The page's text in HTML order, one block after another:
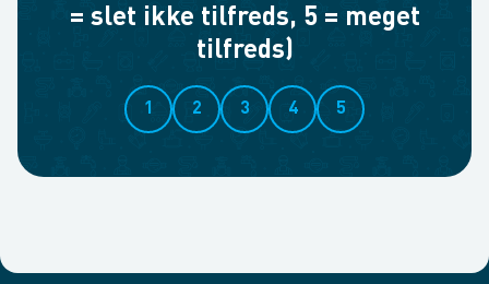
= slet ikke tilfreds, 5 = meget
tilfreds)
1 2 3 4 5